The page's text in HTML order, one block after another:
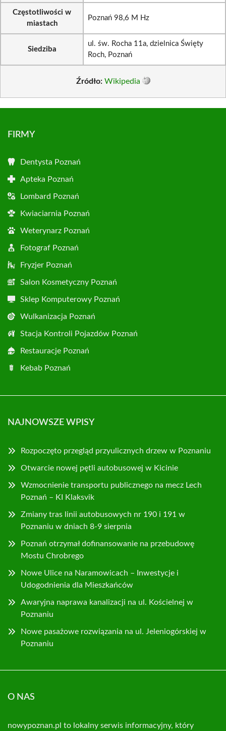
Częstotliwości w
miastach
Poznań 98,6 M Hz
Siedziba
ul. św. Rocha 11a, dzielnica Święty
Roch, Poznań
Źródło: Wikipedia
FIRMY
Dentysta Poznań
Apteka Poznań
Lombard Poznań
Kwiaciarnia Poznań
Weterynarz Poznań
Fotograf Poznań
Fryzjer Poznań
Salon Kosmetyczny Poznań
Sklep Komputerowy Poznań
Wulkanizacja Poznań
Stacja Kontroli Pojazdów Poznań
Restauracje Poznań
Kebab Poznań
NAJNOWSZE WPISY
Rozpoczęto przegląd przyulicznych drzew w Poznaniu
Otwarcie nowej pętli autobusowej w Kicinie
Wzmocnienie transportu publicznego na mecz Lech
Poznań – KI Klaksvik
Zmiany tras linii autobusowych nr 190 i 191 w
Poznaniu w dniach 8-9 sierpnia
Poznań otrzymał dofinansowanie na przebudowę
Mostu Chrobrego
Nowe Ulice na Naramowicach – Inwestycje i
Udogodnienia dla Mieszkańców
Awaryjna naprawa kanalizacji na ul. Kościelnej w
Poznaniu
Nowe pasażowe rozwiązania na ul. Jeleniogórskiej w
Poznaniu
O NAS
nowypoznan.pl to lokalny serwis informacyjny, który